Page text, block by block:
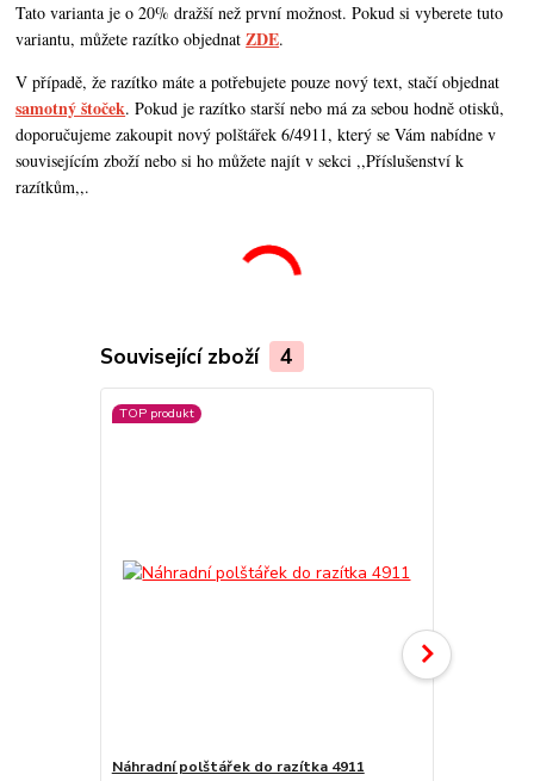
Tato varianta je o 20% dražší než první možnost. Pokud si vyberete tuto
variantu, můžete razítko objednatZDE.
V případě, že razítko máte a potřebujete pouze nový text, stačí objednat
samotný štoček. Pokud je razítko starší nebo má za sebou hodně otisků,
doporučujeme zakoupit nový polštářek 6/4911, který se Vám nabídne v
souvisejícím zboží nebo si ho můžete najít v sekci ,,Příslušenství k
razítkům,,.
Související zboží 4
TOP produkt
Náhradní polštářek do razítka 4911